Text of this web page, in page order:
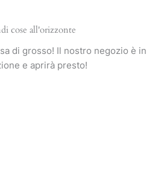
cose all'orizzonte
di grosso! Il nostro negozio è in
e aprirà presto!